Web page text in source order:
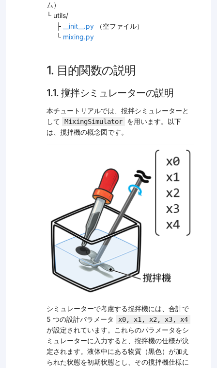
ム）
└ utils/
├
__init__.py （空ファイル）
└ mixing.py
1. 目的関数の説明
1.1. 撹拌シミュレーターの説明
本チュートリアルでは、撹拌シミュレーターと
して
MixingSimulator
を用います。以下
は、撹拌機の概念図です。
シミュレーターで考慮する撹拌機には、合計で
5 つの設計パラメータ
x0, x1, x2, x3, x4
が設定されています。これらのパラメータをシ
ミュレーターに入力すると、撹拌機の仕様が決
定されます。液体中にある物質（黒色）が加え
られた状態を初期状態とし、その撹拌機仕様に